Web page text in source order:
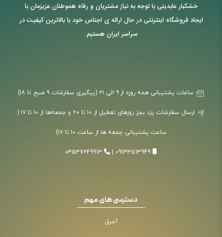
خشکبار عابدینی با توجه به نیاز مشتریان و رفاه هموطنان عزیزمان با
ایجاد فروشگاه اینترنتی در حال ارائه ی اجناس خود با بالاترین کیفیت در
سراسر ایران هستیم.
ارسال سفارشات یزد بجز روزهای تعطیل از ۱۰ تا ۲۰ و جمعه‌ها از ۱۰ تا ۱۷ (
ساعت پشتیبانی جمعه ها از ساعت ۱۰ تا ۱۷)
09133513949
03537249913
دسترسی های مهم
آجیل